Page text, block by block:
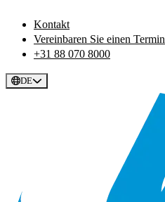
Kontakt
Vereinbaren Sie einen Termin
+31 88 070 8000
DE